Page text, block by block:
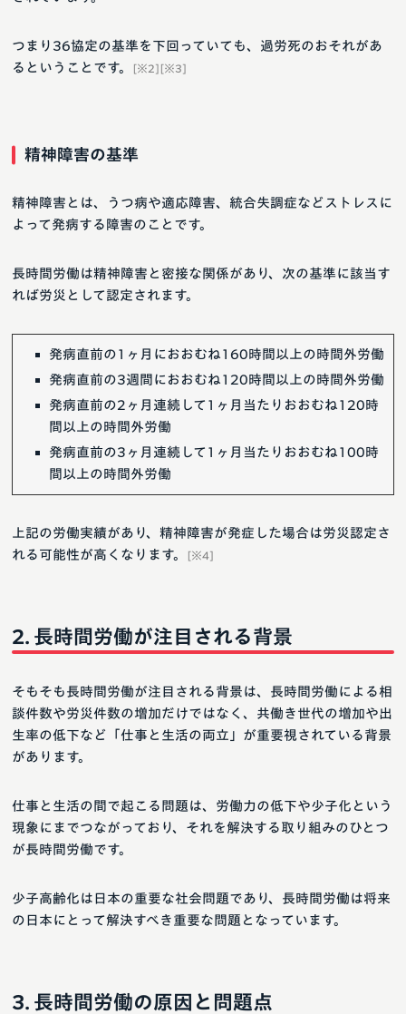
つまり36協定の基準を下回っていても、過労死のおそれがあ
るということです。
[※2][※3]
精神障害の基準
精神障害とは、うつ病や適応障害、統合失調症などストレスに
よって発病する障害のことです。
長時間労働は精神障害と密接な関係があり、次の基準に該当す
れば労災として認定されます。
発病直前の1ヶ月におおむね160時間以上の時間外労働
発病直前の3週間におおむね120時間以上の時間外労働
発病直前の2ヶ月連続して1ヶ月当たりおおむね120時
間以上の時間外労働
発病直前の3ヶ月連続して1ヶ月当たりおおむね100時
間以上の時間外労働
上記の労働実績があり、精神障害が発症した場合は労災認定さ
れる可能性が高くなります。
[※4]
長時間労働が注目される背景
そもそも長時間労働が注目される背景は、長時間労働による相
談件数や労災件数の増加だけではなく、共働き世代の増加や出
生率の低下など「仕事と生活の両立」が重要視されている背景
があります。
仕事と生活の間で起こる問題は、労働力の低下や少子化という
現象にまでつながっており、それを解決する取り組みのひとつ
が長時間労働です。
少子高齢化は日本の重要な社会問題であり、長時間労働は将来
の日本にとって解決すべき重要な問題となっています。
長時間労働の原因と問題点